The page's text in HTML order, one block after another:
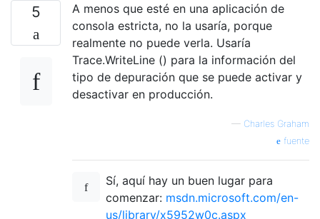
5
A menos que esté en una aplicación de
consola estricta, no la usaría, porque
realmente no puede verla. Usaría
Trace.WriteLine () para la información del
tipo de depuración que se puede activar y
desactivar en producción.
— Charles Graham
fuente
Sí, aquí hay un buen lugar para
comenzar: msdn.microsoft.com/en-
us/library/x5952w0c.aspx